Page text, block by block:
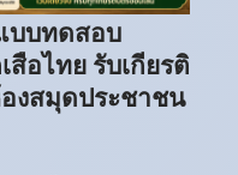
บบทดสอบ
อไทย รับเกียรติ
งสมุดประชาชน